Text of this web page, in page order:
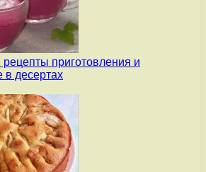
приготовления и
в десертах